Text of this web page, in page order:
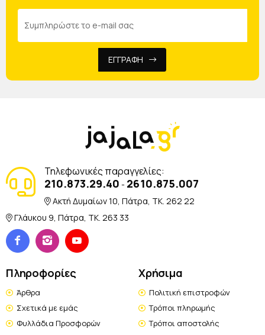
ΕΓΓΡΑΦΗ
Τηλεφωνικές παραγγελίες:
210.873.29.40 - 2610.875.007
Ακτή Δυμαίων 10, Πάτρα, TK. 262 22
Γλάυκου 9, Πάτρα, TK. 263 33
Πληροφορίες
Άρθρα
Σχετικά με εμάς
Φυλλάδια Προσφορών
Χρήσιμα
Πολιτική επιστροφών
Τρόποι πληρωμής
Τρόποι αποστολής